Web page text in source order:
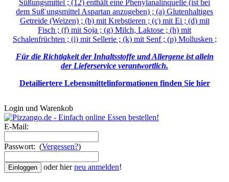
Süßungsmittel ; (12) enthält eine Phenylanalinquelle (ist bei
dem Suß̈ ungsmittel Aspartan anzugeben) ; (a) Glutenhaltiges
Getreide (Weizen) ; (b) mit Krebstieren ; (c) mit Ei ; (d) mit
Fisch ; (f) mit Soja ; (g) Milch, Laktose ; (h) mit
Schalenfrüchten ; (i) mit Sellerie ; (k) mit Senf ; (p) Mollusken ;
Für die Richtigkeit der Inhaltsstoffe und Allergene ist allein
der Lieferservice verantwortlich.
Detailiertere Lebensmittelinformationen finden Sie hier
Login und Warenkob
E-Mail:
Passwort: (Vergessen?)
oder hierneu anmelden!